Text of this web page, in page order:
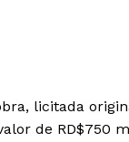
licitada
de RD$750